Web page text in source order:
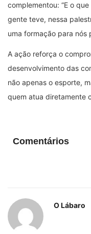
complementou: “E o
gente teve, nessa
uma formação para nós
A ação reforça o
desenvolvimento das
não apenas o esporte,
quem atua diretamente
Comentários
O Lábaro